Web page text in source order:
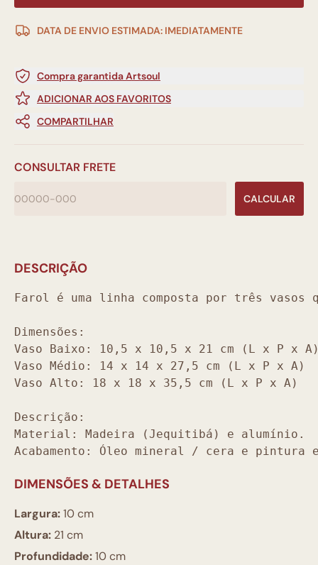
DATA DE ENVIO ESTIMADA: IMEDIATAMENTE
Compra garantida Artsoul
ADICIONAR AOS FAVORITOS
COMPARTILHAR
CONSULTAR FRETE
CALCULAR
DESCRIÇÃO
Farol é uma linha composta por três vasos
Dimensões:
Vaso Baixo: 10,5 x 10,5 x 21 cm (L x P x
Vaso Médio: 14 x 14 x 27,5 cm (L x P x A)
Vaso Alto: 18 x 18 x 35,5 cm (L x P x A)
Descrição:
Material: Madeira (Jequitibá) e alumínio.
Acabamento: Óleo mineral / cera e
DIMENSÕES & DETALHES
Largura:10 cm
Altura: 21 cm
Profundidade:10 cm